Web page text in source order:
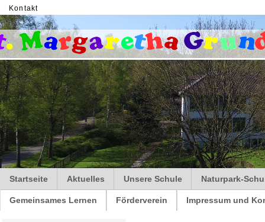
Kontakt
Startseite Aktuelles Unsere Schule Naturpark-
Gemeinsames Lernen Förderverein Impressum und